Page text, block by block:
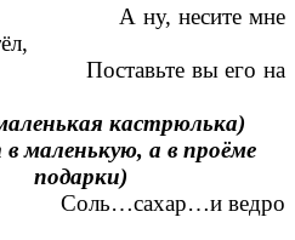
мне
вы его на
кастрюлька)
маленькую, а в проёме
подарки)
ведро